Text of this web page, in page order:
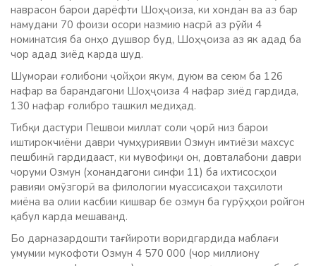
наврасон барои дарёфти Шоҳҷоиза, ки хондан ва аз бар
намудани 70 фоизи осори назмию насрӣ аз рӯйи 4
номинатсия ба онҳо душвор буд, Шоҳҷоиза аз як адад ба
чор адад зиёд карда шуд.
Шумораи ғолибони ҷойҳои якум, дуюм ва сеюм ба 126
нафар ва барандагони Шоҳҷоиза 4 нафар зиёд гардида,
130 нафар ғолибро ташкил медиҳад.
Тибқи дастури Пешвои миллат соли ҷорӣ низ барои
иштирокчиёни даври чумҳуриявии Озмун имтиёзи махсус
пешбинӣ гардидааст, ки мувофиқи он, довталабони даври
чоруми Озмун (хонандагони синфи 11) ба ихтисосҳои
равияи омӯзгорӣ ва филологии муассисаҳои таҳсилоти
миёна ва олии касбии кишвар бе озмун ба гурӯҳҳои ройгон
қабул карда мешаванд.
Бо дарназардошти тағйироти воридгардида маблағи
умумии мукофоти Озмун 4 570 000 (чор миллиону